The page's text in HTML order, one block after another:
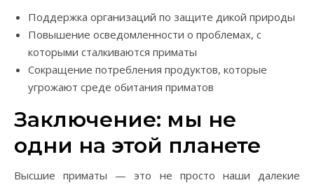
Поддержка организаций по защите дикой природы
Повышение осведомленности о проблемах, с
которыми сталкиваются приматы
Сокращение потребления продуктов, которые
угрожают среде обитания приматов
Заключение: мы не
одни на этой планете
Высшие приматы — это не просто наши далекие